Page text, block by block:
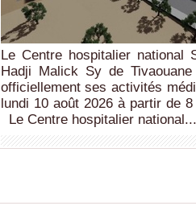
Le Centre hospitalier national
Hadji Malick Sy de Tivaouane
officiellement ses activités
lundi 10 août 2026 à partir de
Le Centre hospitalier national...